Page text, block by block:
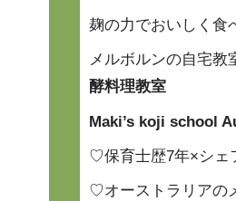
麹の力でおいしく食
メルボルンの自宅教
酵料理教室
Maki’s koji school
♡保育士歴7年×シェ
♡オーストラリアの